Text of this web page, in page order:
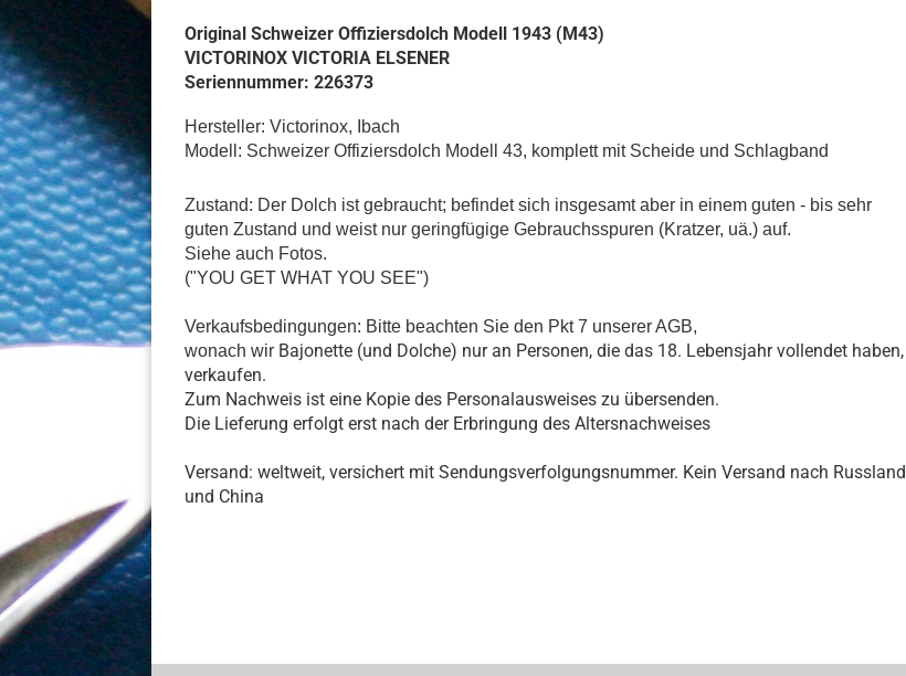
Original Schweizer Offiziersdolch Modell 1943 (M43)
VICTORINOX VICTORIA ELSENER
Seriennummer: 226373
Hersteller: Victorinox, Ibach
Modell: Schweizer Offiziersdolch Modell 43, komplett mit Scheide und Schlagband
Zustand: Der Dolch ist gebraucht; befindet sich insgesamt aber in einem guten - bis sehr
guten Zustand und weist nur geringfügige Gebrauchsspuren (Kratzer, uä.) auf.
Siehe auch Fotos.
("YOU GET WHAT YOU SEE")
Verkaufsbedingungen: Bitte beachten Sie den Pkt 7 unserer AGB,
wonach wir Bajonette (und Dolche) nur an Personen, die das 18. Lebensjahr vollendet haben,
verkaufen.
Zum Nachweis ist eine Kopie des Personalausweises zu übersenden.
Die Lieferung erfolgt erst nach der Erbringung des Altersnachweises
Versand: weltweit, versichert mit Sendungsverfolgungsnummer. Kein Versand nach Russland
und China